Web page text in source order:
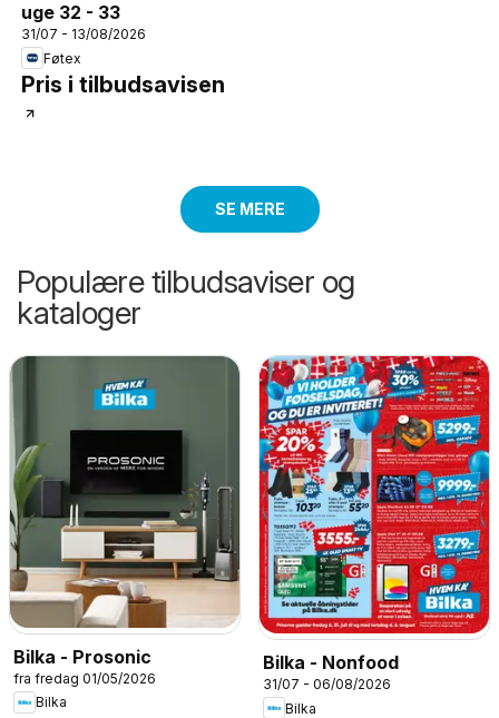
uge 32 - 33
31/07 - 13/08/2026
Føtex
Pris i tilbudsavisen
SE MERE
Populære tilbudsaviser og
kataloger
Bilka - Prosonic
fra fredag 01/05/2026
Bilka
Bilka - Nonfood
31/07 - 06/08/2026
Bilka